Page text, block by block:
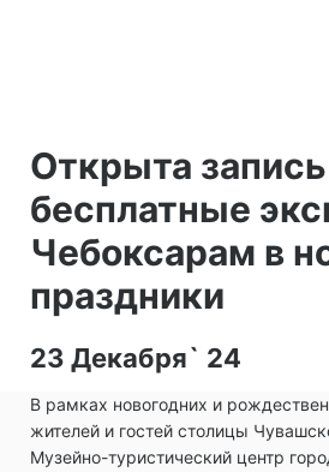
Открыта
бесплатные
Чебоксарам в
праздники
23 Декабря` 24
В рамках новогодних и
жителей и гостей столицы
Музейно-туристический центр